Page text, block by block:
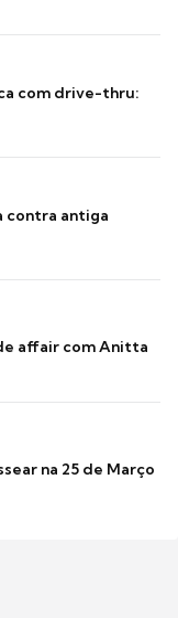
com drive-thru:
contra antiga
affair com Anitta
na 25 de Março